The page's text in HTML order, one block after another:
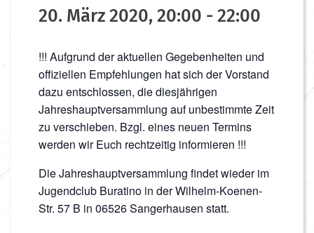
20. März 2020, 20:00 - 22:00
!!! Aufgrund der aktuellen Gegebenheiten und
offiziellen Empfehlungen hat sich der Vorstand
dazu entschlossen, die diesjährigen
Jahreshauptversammlung auf unbestimmte Zeit
zu verschieben. Bzgl. eines neuen Termins
werden wir Euch rechtzeitig informieren !!!
Die Jahreshauptversammlung findet wieder im
Jugendclub Buratino in der Wilhelm-Koenen-
Str. 57 B in 06526 Sangerhausen statt.